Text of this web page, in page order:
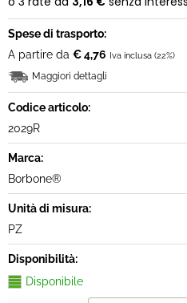
Spese di trasporto:
A partire da € 4,76 Iva inclusa (22%)
Maggiori dettagli
Codice articolo:
2029R
Marca:
Borbone®
Unità di misura:
PZ
Disponibilità:
Disponibile